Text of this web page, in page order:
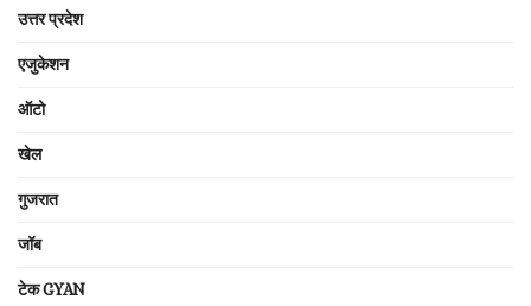
उत्तर प्रदेश
एजुकेशन
ऑटो
खेल
गुजरात
जॉब
टेक GYAN